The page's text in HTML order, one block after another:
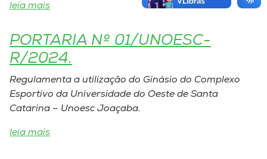
leia mais
PORTARIA Nº 01/UNOESC-
R/2024.
Regulamenta a utilização do Ginásio do Complexo
Esportivo da Universidade do Oeste de Santa
Catarina – Unoesc Joaçaba.
leia mais